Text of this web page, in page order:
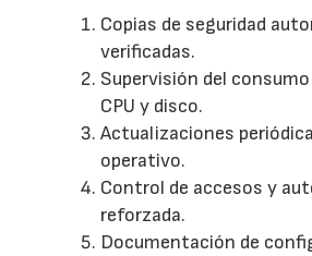
Copias de seguridad
verificadas.
Supervisión del
CPU y disco.
Actualizaciones
operativo.
Control de accesos y
reforzada.
Documentación de